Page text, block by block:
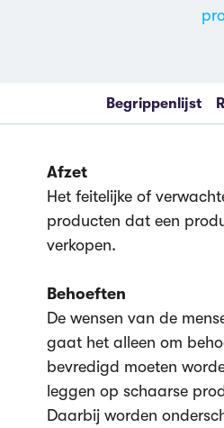
Begrippenlijst
Afzet
Het feitelijke of
producten dat een
verkopen.
Behoeften
De wensen van de
gaat het alleen om
bevredigd moeten
leggen op schaarse
Daarbij worden